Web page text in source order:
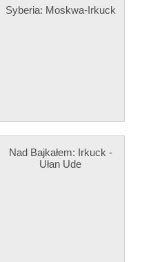
Syberia: Moskwa-Irkuck
Nad Bajkałem: Irkuck -
Ułan Ude